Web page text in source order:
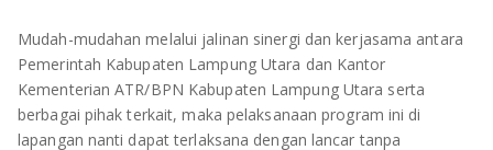
Mudah-mudahan melalui jalinan sinergi dan kerjasama antara
Pemerintah Kabupaten Lampung Utara dan Kantor
Kementerian ATR/BPN Kabupaten Lampung Utara serta
berbagai pihak terkait, maka pelaksanaan program ini di
lapangan nanti dapat terlaksana dengan lancar tanpa